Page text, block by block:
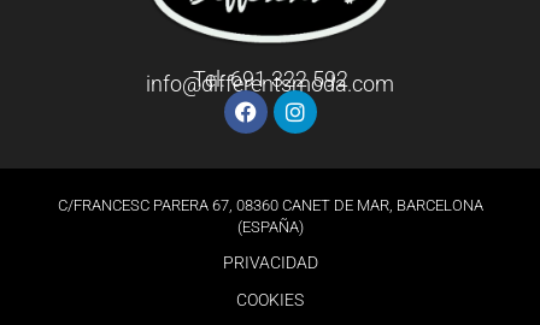
Tel: 691 322 592
info@differentsmoda.com
C/FRANCESC PARERA 67, 08360 CANET DE MAR, BARCELONA
(ESPAÑA)
PRIVACIDAD
COOKIES